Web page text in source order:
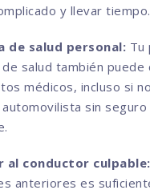
y llevar tiempo.
de salud personal: Tu
salud también puede
médicos, incluso si
sin seguro
al conductor culpable:
anteriores es